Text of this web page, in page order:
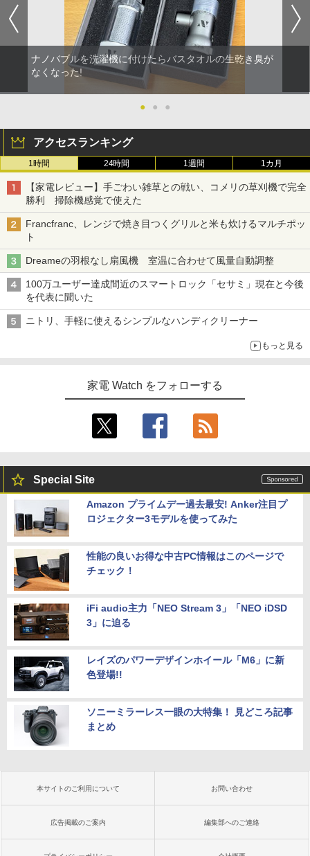
ナノバブルを洗濯機に付けたらバスタオルの生乾き臭が
なくなった!
● ● ●
アクセスランキング
1時間 24時間 1週間 1カ月
【家電レビュー】手ごわい雑草との戦い、コメリの草刈機で完全
勝利 掃除機感覚で使えた
Francfranc、レンジで焼き目つくグリルと米も炊けるマルチポッ
ト
Dreameの羽根なし扇風機 室温に合わせて風量自動調整
100万ユーザー達成間近のスマートロック「セサミ」現在と今後
を代表に聞いた
ニトリ、手軽に使えるシンプルなハンディクリーナー
もっと見る
家電 Watch をフォローする
Special Site
Amazon プライムデー過去最安! Anker注目プ
ロジェクター3モデルを使ってみた
性能の良いお得な中古PC情報はこのページで
チェック！
iFi audio主力「NEO Stream 3」「NEO iDSD
3」に迫る
レイズのパワーデザインホイール「M6」に新
色登場!!
ソニーミラーレス一眼の大特集！ 見どころ記事
まとめ
本サイトのご利用について お問い合わせ
広告掲載のご案内 編集部へのご連絡